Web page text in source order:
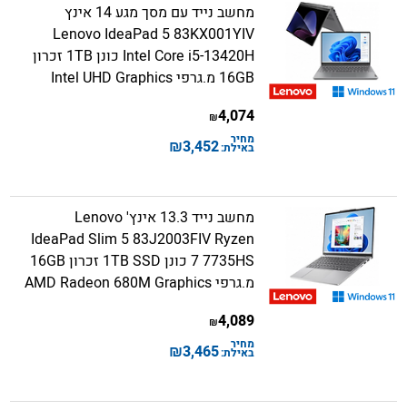
מחשב נייד עם מסך מגע 14 אינץ
Lenovo IdeaPad 5 83KX001YIV
Intel Core i5-13420H כונן 1TB זכרון
16GB מ.גרפי Intel UHD Graphics
4,074
₪
מחיר
באילת:3,452
₪
מחשב נייד 13.3 אינץ' Lenovo
IdeaPad Slim 5 83J2003FIV Ryzen
7 7735HS כונן 1TB SSD זכרון 16GB
מ.גרפי AMD Radeon 680M Graphics
4,089
₪
מחיר
באילת:3,465
₪